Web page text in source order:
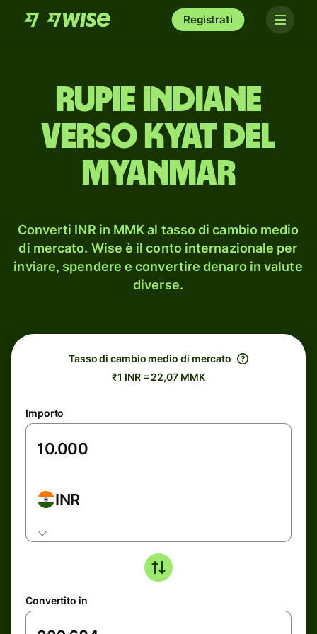
Registrati
rupie indiane
verso kyat del
Myanmar
Converti INR in MMK al tasso di cambio medio
di mercato. Wise è il conto internazionale per
inviare, spendere e convertire denaro in valute
diverse.
Tasso di cambio medio di mercato
₹1 INR = 22,07 MMK
Importo
INR
Convertito in